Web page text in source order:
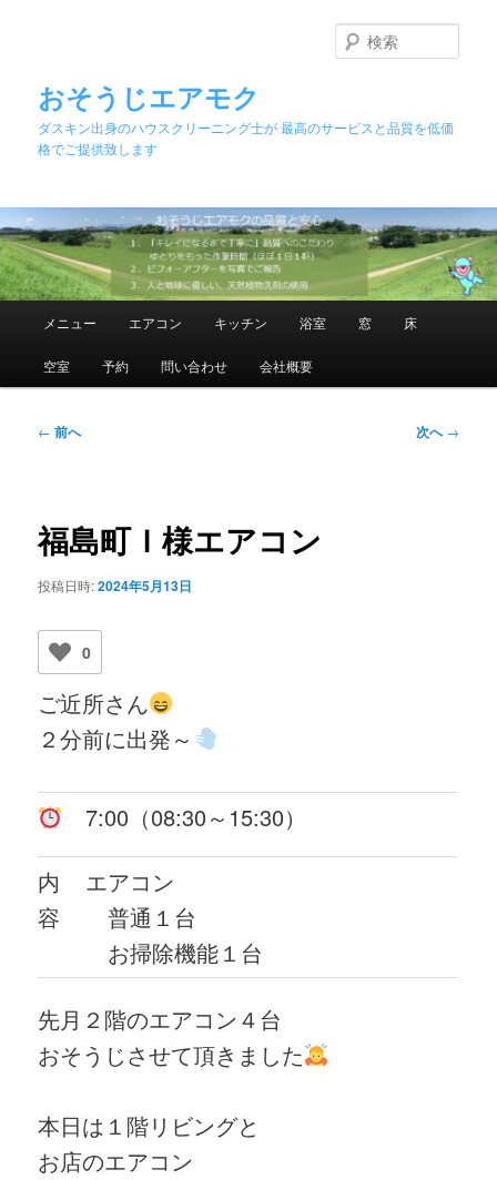
移
動
おそうじエアモク
ダスキン出身のハウスクリーニング士が 最高のサービスと品質を低価
格でご提供致します
索
メ
メニュー エアコン キッチン 浴室 窓 床
空室 予約 問い合わせ 会社概要
投
ゲ
ー
ョ
← 前へ 次へ→
福島町Ｉ様エアコン
投稿日時:2024年5月13日
0
ご近所さん
２分前に出発～
7:00（08:30～15:30）
内
容
エアコン
普通１台
お掃除機能１台
先月２階のエアコン４台
おそうじさせて頂きました
本日は１階リビングと
お店のエアコン